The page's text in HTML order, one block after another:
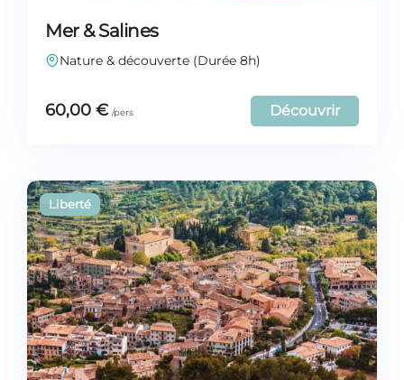
Mer & Salines
Nature & découverte (Durée 8h)
60,00 € Découvrir